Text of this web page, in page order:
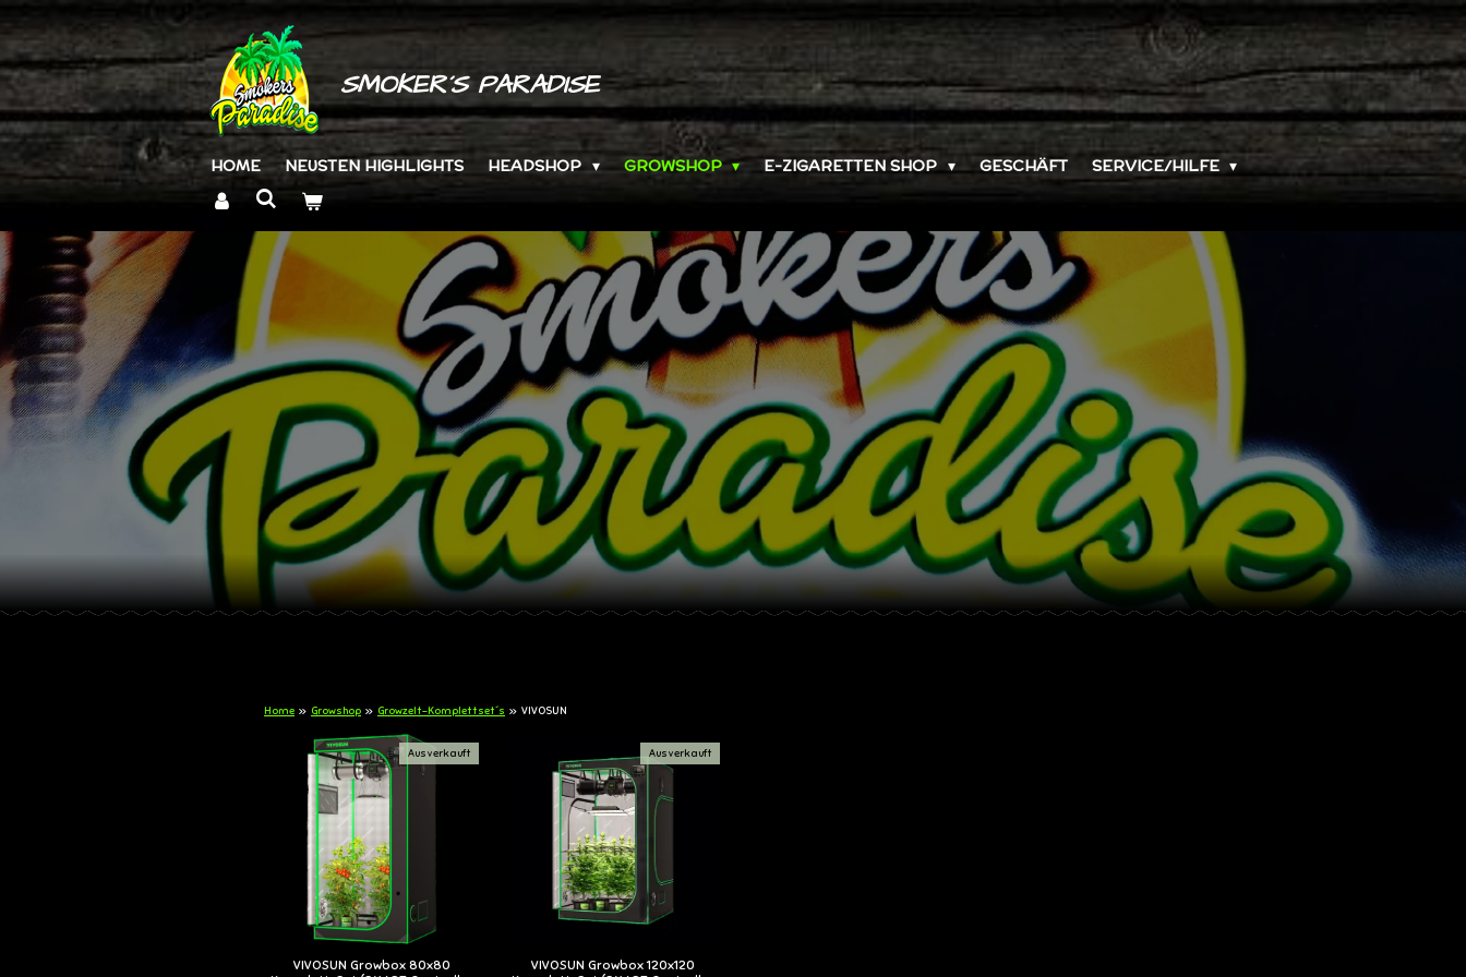
Zum
Hauptinhalt
springen
SMOKER´S PARADISE
HOME NEUSTEN HIGHLIGHTS HEADSHOP GROWSHOP E-ZIGARETTEN SHOP GESCHÄFT SERVICE/HILFE
Home » Growshop » Growzelt-Komplettset´s » VIVOSUN
Ausverkauft
VIVOSUN Growbox 80x80
Ausverkauft
VIVOSUN Growbox 120x120